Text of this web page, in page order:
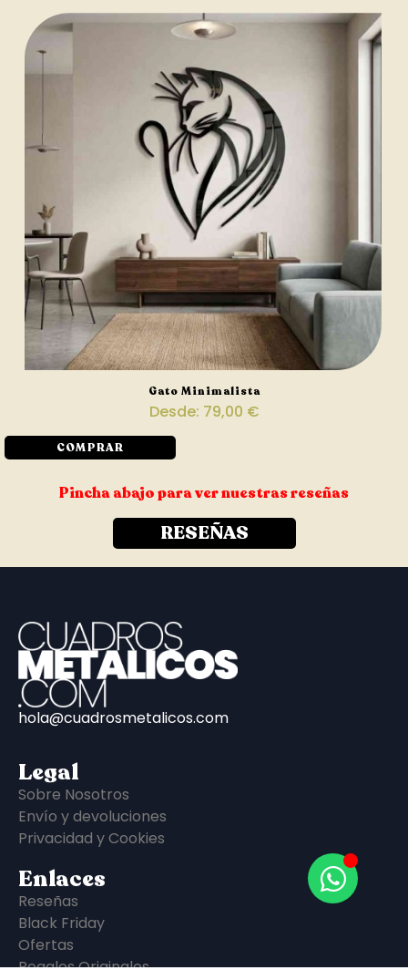
Gato Minimalista
Desde: 79,00 €
COMPRAR
Pincha abajo para ver nuestras reseñas
RESEÑAS
hola@cuadrosmetalicos.com
Legal
Sobre Nosotros
Envío y devoluciones
Privacidad y Cookies
Enlaces
Reseñas
Black Friday
Ofertas